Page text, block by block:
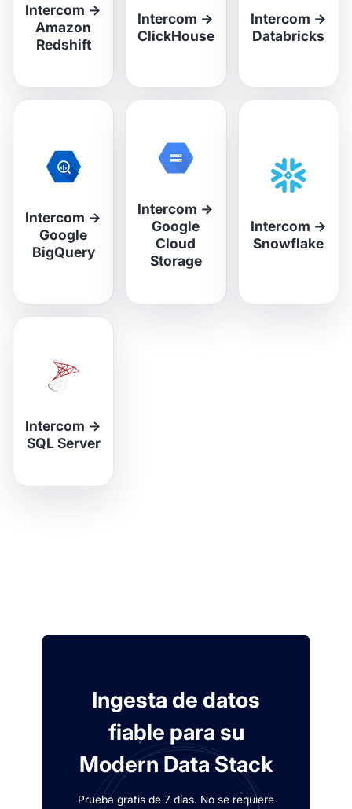
Intercom →
Amazon
Redshift
Intercom →
ClickHouse
Intercom →
Databricks
Intercom →
Google
BigQuery
Intercom →
Google
Cloud
Storage
Intercom →
Snowflake
Intercom →
SQL Server
Ingesta de datos
fiable para su
Modern Data Stack
Prueba gratis de 7 días. No se requiere